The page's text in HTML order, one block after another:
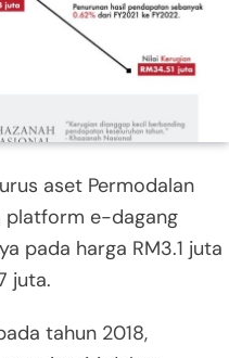
aset Permodalan
platform e-dagang
pada harga RM3.1 juta
juta.
tahun 2018,